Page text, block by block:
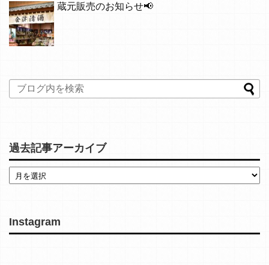
蔵元販売のお知らせ📢
過去記事アーカイブ
Instagram